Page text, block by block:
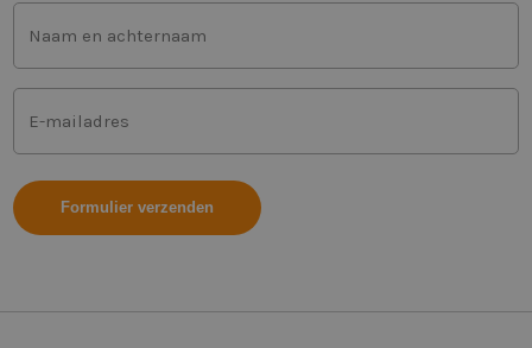
Voor-
en
achternaam
(Vereist)
Mailadres
(Vereist)